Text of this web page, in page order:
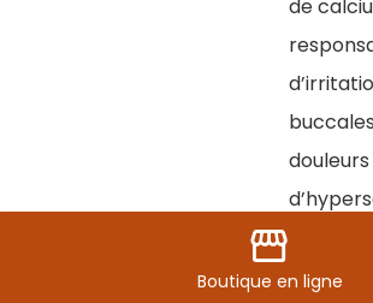
de
avoir
storefront
Boutique en ligne